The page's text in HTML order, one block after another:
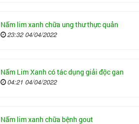
Nấm lim xanh chữa ung thư thực quản
23:32 04/04/2022
Nấm Lim Xanh có tác dụng giải độc gan
04:21 04/04/2022
Nấm lim xanh chữa bệnh gout